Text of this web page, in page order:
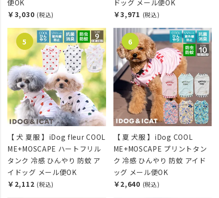
便OK
￥3,030 (税込)
ドッグ メール便OK
￥3,971 (税込)
【 犬 夏服 】iDog fleur COOL
ME+MOSCAPE ハートフリル
タンク 冷感 ひんやり 防蚊 ア
イドッグ メール便OK
￥2,112 (税込)
【 夏 犬服 】iDog COOL
ME+MOSCAPE プリントタン
ク 冷感 ひんやり 防蚊 アイド
ッグ メール便OK
￥2,640 (税込)